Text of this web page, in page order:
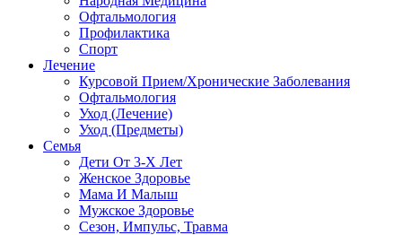
Офтальмология
Профилактика
Спорт
Лечение
Курсовой Прием/Хронические Заболевания
Офтальмология
Уход (Лечение)
Уход (Предметы)
Семья
Дети От 3-Х Лет
Женское Здоровье
Мама И Малыш
Мужское Здоровье
Сезон, Импульс, Травма